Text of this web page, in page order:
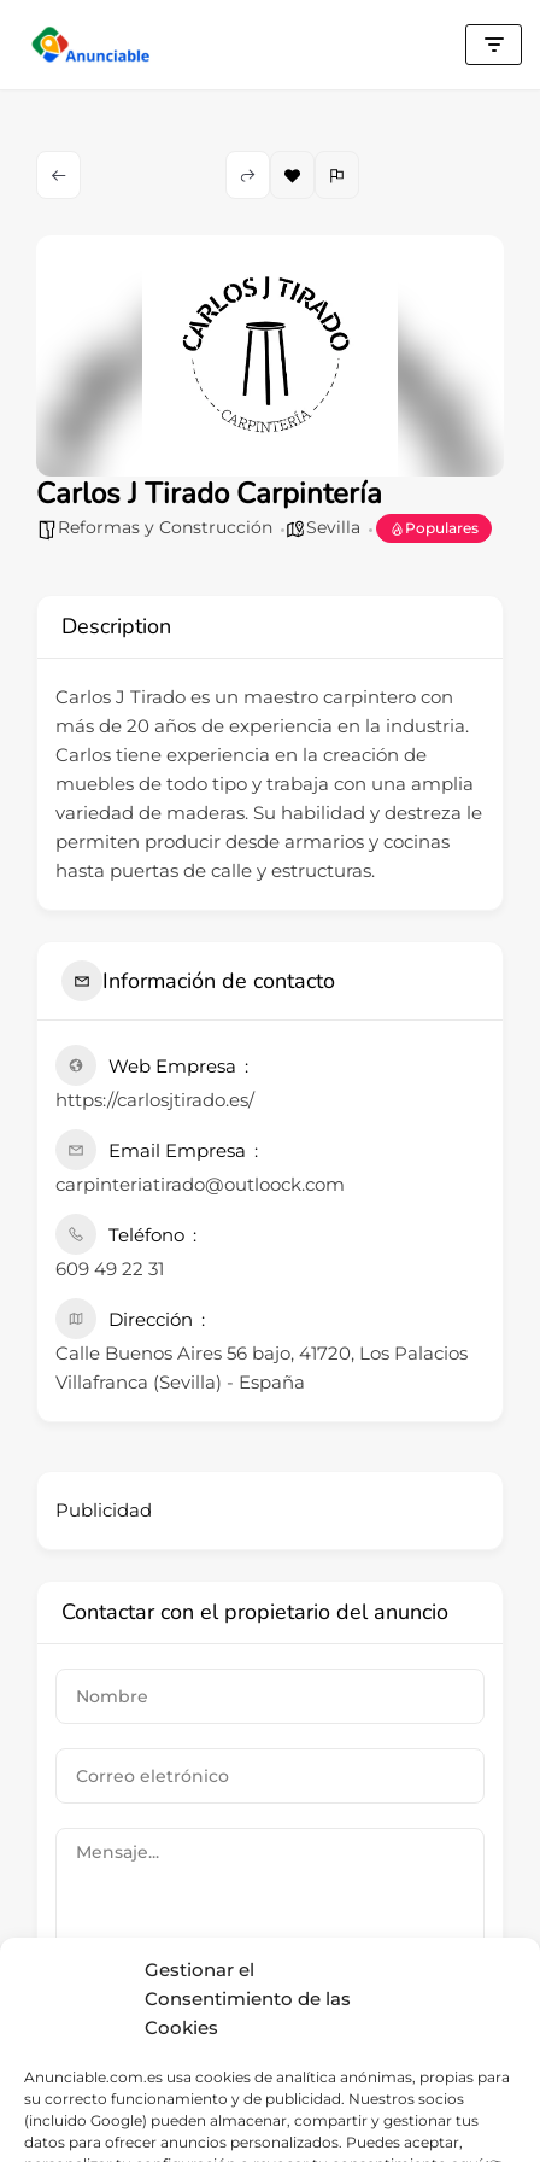
Gestionar el
Consentimiento de las
Cookies
Anunciable.com.es usa cookies de analítica anónimas, propias para
su correcto funcionamiento y de publicidad. Nuestros socios
(incluido Google) pueden almacenar, compartir y gestionar tus
datos para ofrecer anuncios personalizados. Puedes aceptar,
Saltar
Carlos J Tirado Carpintería
Reformas y Construcción Sevilla Populares
Description
Carlos J Tirado es un maestro carpintero con
más de 20 años de experiencia en la industria.
Carlos tiene experiencia en la creación de
muebles de todo tipo y trabaja con una amplia
variedad de maderas. Su habilidad y destreza le
permiten producir desde armarios y cocinas
hasta puertas de calle y estructuras.
Información de contacto
Web Empresa
https://carlosjtirado.es/
Email Empresa
carpinteriatirado@outloock.com
Teléfono
609 49 22 31
Dirección
Calle Buenos Aires 56 bajo, 41720, Los Palacios
Villafranca (Sevilla) - España
Publicidad
Contactar con el propietario del anuncio
Submit Now
Directorio – Categorías